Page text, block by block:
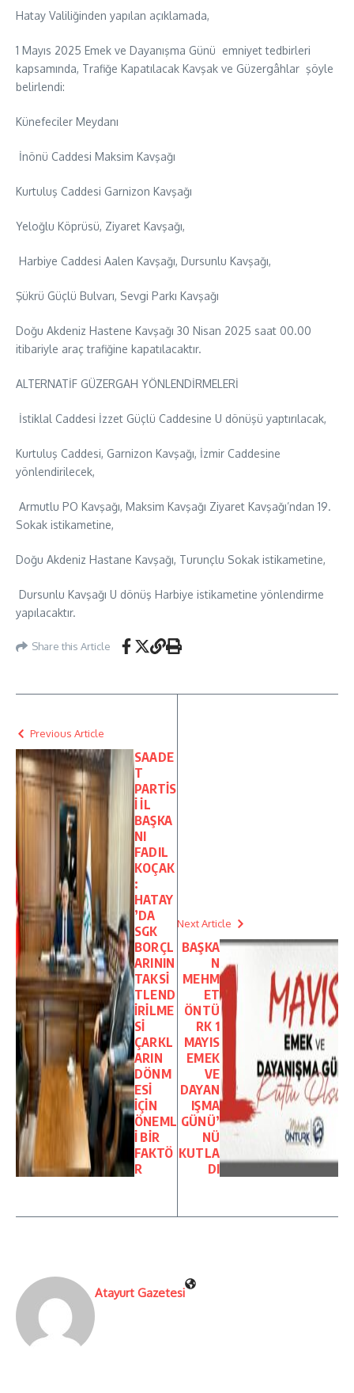
Hatay Valiliğinden yapılan açıklamada,
1 Mayıs 2025 Emek ve Dayanışma Günü emniyet tedbirleri
kapsamında, Trafiğe Kapatılacak Kavşak ve Güzergâhlar şöyle
belirlendi:
Künefeciler Meydanı
İnönü Caddesi Maksim Kavşağı
Kurtuluş Caddesi Garnizon Kavşağı
Yeloğlu Köprüsü, Ziyaret Kavşağı,
Harbiye Caddesi Aalen Kavşağı, Dursunlu Kavşağı,
Şükrü Güçlü Bulvarı, Sevgi Parkı Kavşağı
Doğu Akdeniz Hastene Kavşağı 30 Nisan 2025 saat 00.00
itibariyle araç trafiğine kapatılacaktır.
ALTERNATİF GÜZERGAH YÖNLENDİRMELERİ
İstiklal Caddesi İzzet Güçlü Caddesine U dönüşü yaptırılacak,
Kurtuluş Caddesi, Garnizon Kavşağı, İzmir Caddesine
yönlendirilecek,
Armutlu PO Kavşağı, Maksim Kavşağı Ziyaret Kavşağı’ndan 19.
Sokak istikametine,
Doğu Akdeniz Hastane Kavşağı, Turunçlu Sokak istikametine,
Dursunlu Kavşağı U dönüş Harbiye istikametine yönlendirme
yapılacaktır.
Share this Article
Previous Article
SAADE
T
PARTİS
İ İL
BAŞKA
NI
FADIL
KOÇAK
:
HATAY
’DA
SGK
BORÇL
ARININ
TAKSİ
TLEND
İRİLME
Sİ
ÇARKL
ARIN
DÖNM
ESİ
İÇİN
ÖNEML
İ BİR
FAKTÖ
R
Next Article
BAŞKA
N
MEHM
ET
ÖNTÜ
RK 1
MAYIS
EMEK
VE
DAYAN
IŞMA
GÜNÜ’
NÜ
KUTLA
DI
Atayurt Gazetesi